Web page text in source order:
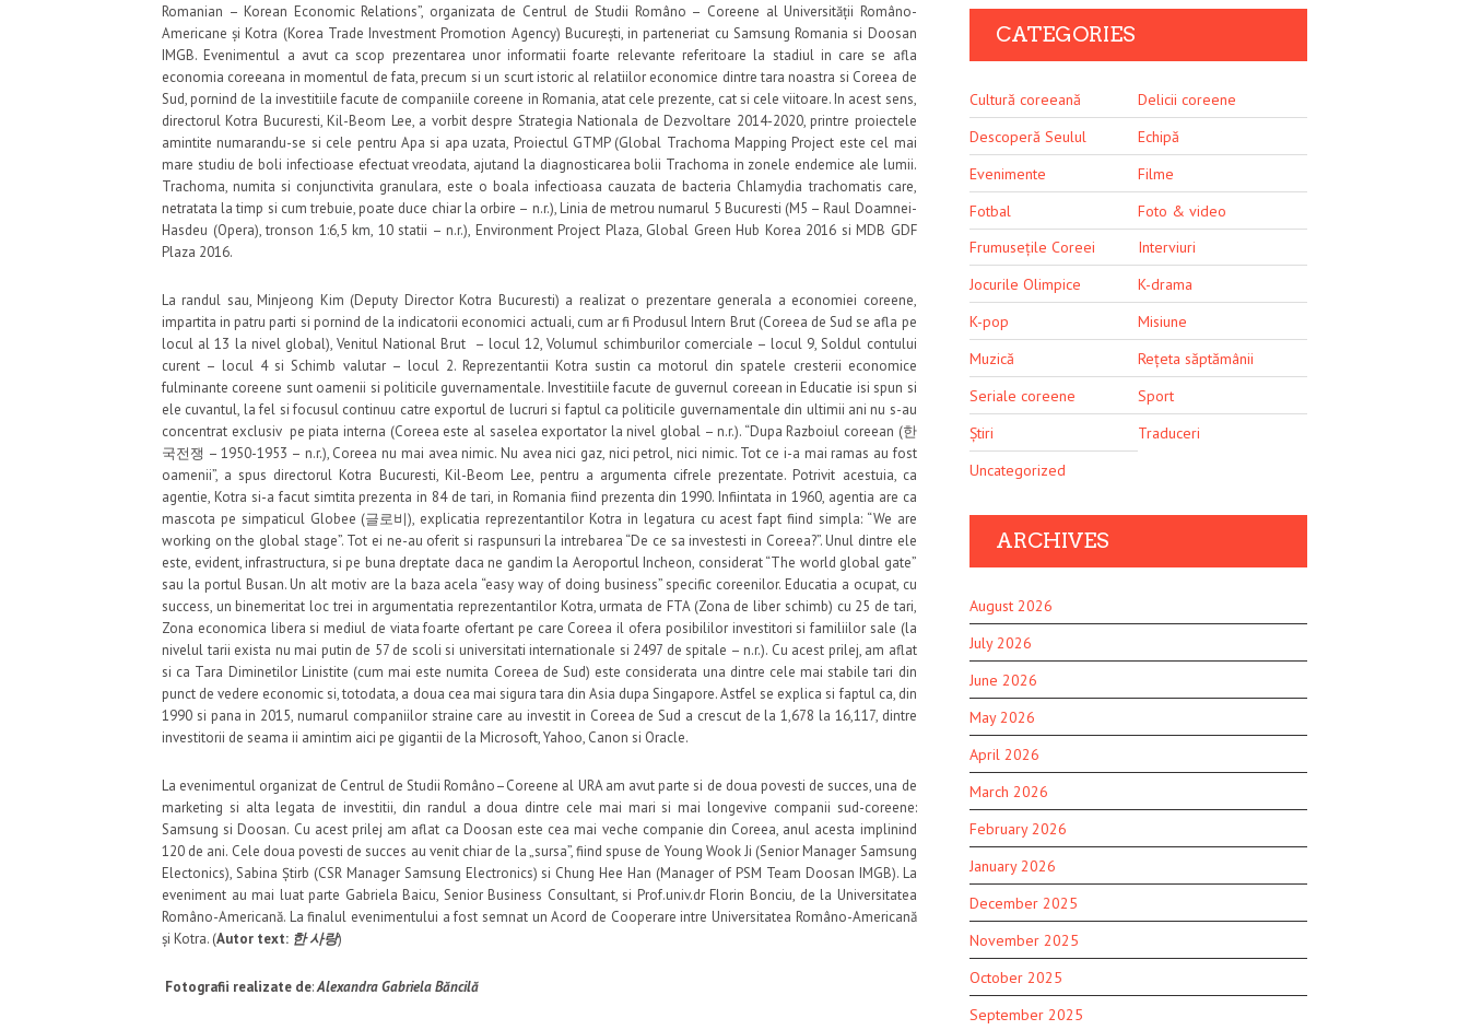
Romanian – Korean Economic Relations”, organizata de Centrul de Studii Româno – Coreene al Universității Româno-
Americane și Kotra (Korea Trade Investment Promotion Agency) București, in parteneriat cu Samsung Romania si Doosan
IMGB. Evenimentul a avut ca scop prezentarea unor informatii foarte relevante referitoare la stadiul in care se afla
economia coreeana in momentul de fata, precum si un scurt istoric al relatiilor economice dintre tara noastra si Coreea de
Sud, pornind de la investitiile facute de companiile coreene in Romania, atat cele prezente, cat si cele viitoare. In acest sens,
directorul Kotra Bucuresti, Kil-Beom Lee, a vorbit despre Strategia Nationala de Dezvoltare 2014-2020, printre proiectele
amintite numarandu-se si cele pentru Apa si apa uzata, Proiectul GTMP (Global Trachoma Mapping Project este cel mai
mare studiu de boli infectioase efectuat vreodata, ajutand la diagnosticarea bolii Trachoma in zonele endemice ale lumii.
Trachoma, numita si conjunctivita granulara, este o boala infectioasa cauzata de bacteria Chlamydia trachomatis care,
netratata la timp si cum trebuie, poate duce chiar la orbire – n.r.), Linia de metrou numarul 5 Bucuresti (M5 – Raul Doamnei-
Hasdeu (Opera), tronson 1:6,5 km, 10 statii – n.r.), Environment Project Plaza, Global Green Hub Korea 2016 si MDB GDF
Plaza 2016.
La randul sau, Minjeong Kim (Deputy Director Kotra Bucuresti) a realizat o prezentare generala a economiei coreene,
impartita in patru parti si pornind de la indicatorii economici actuali, cum ar fi Produsul Intern Brut (Coreea de Sud se afla pe
locul al 13 la nivel global), Venitul National Brut – locul 12, Volumul schimburilor comerciale – locul 9, Soldul contului
curent – locul 4 si Schimb valutar – locul 2. Reprezentantii Kotra sustin ca motorul din spatele cresterii economice
fulminante coreene sunt oamenii si politicile guvernamentale. Investitiile facute de guvernul coreean in Educatie isi spun si
ele cuvantul, la fel si focusul continuu catre exportul de lucruri si faptul ca politicile guvernamentale din ultimii ani nu s-au
concentrat exclusiv pe piata interna (Coreea este al saselea exportator la nivel global – n.r.). “Dupa Razboiul coreean (한
국전쟁 – 1950-1953 – n.r.), Coreea nu mai avea nimic. Nu avea nici gaz, nici petrol, nici nimic. Tot ce i-a mai ramas au fost
oamenii”, a spus directorul Kotra Bucuresti, Kil-Beom Lee, pentru a argumenta cifrele prezentate. Potrivit acestuia, ca
agentie, Kotra si-a facut simtita prezenta in 84 de tari, in Romania fiind prezenta din 1990. Infiintata in 1960, agentia are ca
mascota pe simpaticul Globee (글로비), explicatia reprezentantilor Kotra in legatura cu acest fapt fiind simpla: “We are
working on the global stage”. Tot ei ne-au oferit si raspunsuri la intrebarea “De ce sa investesti in Coreea?”. Unul dintre ele
este, evident, infrastructura, si pe buna dreptate daca ne gandim la Aeroportul Incheon, considerat “The world global gate”
sau la portul Busan. Un alt motiv are la baza acela “easy way of doing business” specific coreenilor. Educatia a ocupat, cu
success, un binemeritat loc trei in argumentatia reprezentantilor Kotra, urmata de FTA (Zona de liber schimb) cu 25 de tari,
Zona economica libera si mediul de viata foarte ofertant pe care Coreea il ofera posibililor investitori si familiilor sale (la
nivelul tarii exista nu mai putin de 57 de scoli si universitati internationale si 2497 de spitale – n.r.). Cu acest prilej, am aflat
si ca Tara Diminetilor Linistite (cum mai este numita Coreea de Sud) este considerata una dintre cele mai stabile tari din
punct de vedere economic si, totodata, a doua cea mai sigura tara din Asia dupa Singapore. Astfel se explica si faptul ca, din
1990 si pana in 2015, numarul companiilor straine care au investit in Coreea de Sud a crescut de la 1,678 la 16,117, dintre
investitorii de seama ii amintim aici pe gigantii de la Microsoft, Yahoo, Canon si Oracle.
La evenimentul organizat de Centrul de Studii Româno–Coreene al URA am avut parte si de doua povesti de succes, una de
marketing si alta legata de investitii, din randul a doua dintre cele mai mari si mai longevive companii sud-coreene:
Samsung si Doosan. Cu acest prilej am aflat ca Doosan este cea mai veche companie din Coreea, anul acesta implinind
120 de ani. Cele doua povesti de succes au venit chiar de la „sursa”, fiind spuse de Young Wook Ji (Senior Manager Samsung
Electonics), Sabina Știrb (CSR Manager Samsung Electronics) si Chung Hee Han (Manager of PSM Team Doosan IMGB). La
eveniment au mai luat parte Gabriela Baicu, Senior Business Consultant, si Prof.univ.dr Florin Bonciu, de la Universitatea
Româno-Americană. La finalul evenimentului a fost semnat un Acord de Cooperare intre Universitatea Româno-Americană
și Kotra. (Autor text: 한 사랑)
Fotografii realizate de:Alexandra Gabriela Băncilă
CATEGORIES
Cultură coreeană
Delicii coreene
Descoperă Seulul
Echipă
Evenimente
Filme
Fotbal
Foto & video
Frumusețile Coreei
Interviuri
Jocurile Olimpice
K-drama
K-pop
Misiune
Muzică
Rețeta săptămânii
Seriale coreene
Sport
Știri
Traduceri
Uncategorized
ARCHIVES
August 2026
July 2026
June 2026
May 2026
April 2026
March 2026
February 2026
January 2026
December 2025
November 2025
October 2025
September 2025